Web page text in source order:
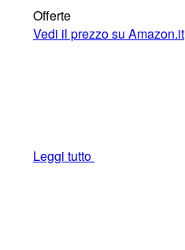
Offerte
Vedi il prezzo su Amazon.it
Leggi tutto